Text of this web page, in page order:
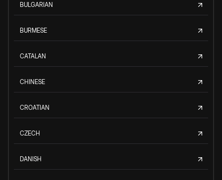
BULGARIAN
BURMESE
CATALAN
CHINESE
CROATIAN
CZECH
DANISH